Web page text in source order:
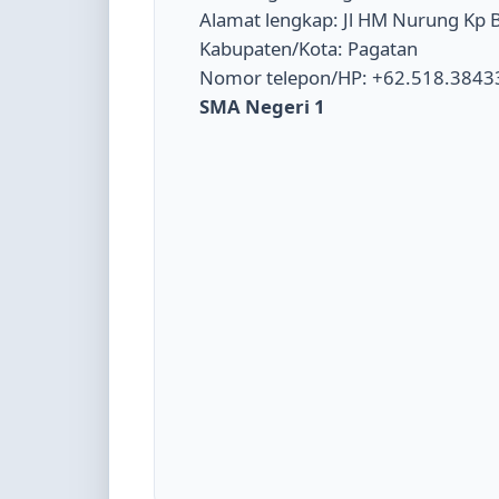
Alamat lengkap: Jl HM Nurung Kp
Kabupaten/Kota: Pagatan
Nomor telepon/HP:
SMA Negeri 1